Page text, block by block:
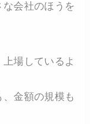
会社のほうを
場しているよ
金額の規模も